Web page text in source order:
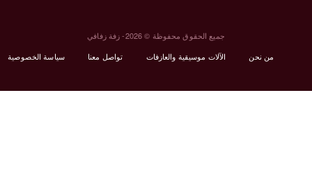
جميع الحقوق محفوظة © 2026- زفة زفافي
من نحن
الآلات موسيقية والعازفات تواصل معنا سياسة الخصوصية